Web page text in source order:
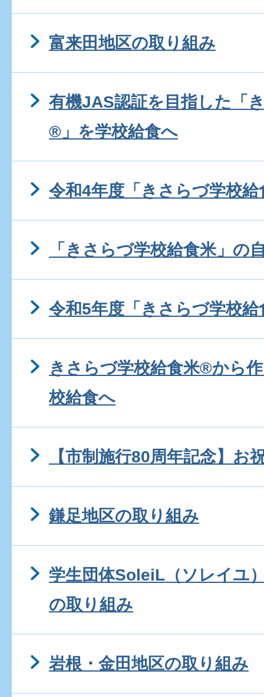
富来田地区の取り組み
有機JAS認証を目指した「
®」を学校給食へ
令和4年度「きさらづ学校
「きさらづ学校給食米」の
令和5年度「きさらづ学校
きさらづ学校給食米®から
校給食へ
【市制施行80周年記念】お
鎌足地区の取り組み
学生団体SoleiL（ソレイユ
の取り組み
岩根・金田地区の取り組み